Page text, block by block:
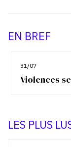
EN BREF
31/07
Violences
LES PLUS